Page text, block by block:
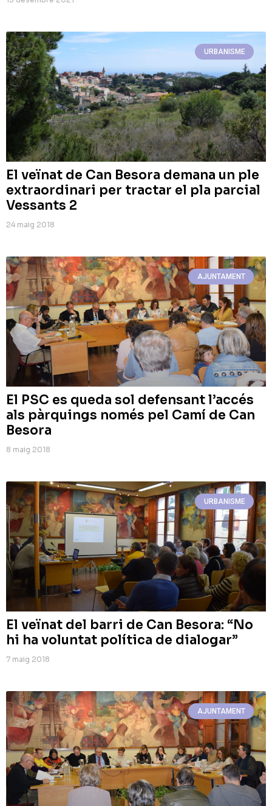
URBANISME
El veïnat de Can Besora demana un ple
extraordinari per tractar el pla parcial
Vessants 2
24 maig 2018
AJUNTAMENT
El PSC es queda sol defensant l’accés
als pàrquings només pel Camí de Can
Besora
8 maig 2018
URBANISME
El veïnat del barri de Can Besora: “No
hi ha voluntat política de dialogar”
7 maig 2018
AJUNTAMENT